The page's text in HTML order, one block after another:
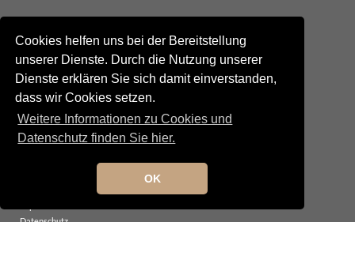
Cookies helfen uns bei der Bereitstellung
unserer Dienste. Durch die Nutzung unserer
Dienste erklären Sie sich damit einverstanden,
dass wir Cookies setzen.
Weitere Informationen zu Cookies und
Datenschutz finden Sie hier.
OK
Kontakt
Newsletteranmeldung
Newsletterabmeldung
Social Media
TANGO maldito
Neumarkterstrasse 71
© 2025 TANGO maldito
Datenschutz